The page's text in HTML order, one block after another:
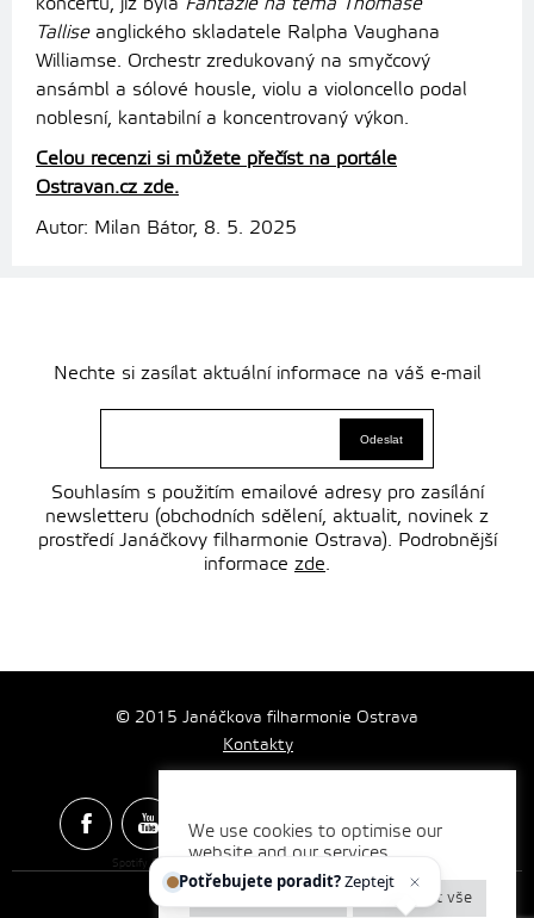
Talliseanglického skladatele Ralpha Vaughana
Williamse. Orchestr zredukovaný na smyčcový
ansámbl a sólové housle, violu a violoncello podal
noblesní, kantabilní a koncentrovaný výkon.
Celou recenzi si můžete přečíst na portále
Ostravan.cz zde.
Autor: Milan Bátor, 8. 5. 2025
Nechte si zasílat aktuální informace na váš e-mail
Souhlasím s použitím emailové adresy pro zasílání
newsletteru (obchodních sdělení, aktualit, novinek z
prostředí Janáčkovy filharmonie Ostrava). Podrobnější
informace zde.
© 2015 Janáčkova filharmonie Ostrava
Kontakty
Spotify & Itunes Icons made by
We use cookies to optimise our
website and our services.
Odmítnout vše
Potřebujete poradit?Zeptejte se